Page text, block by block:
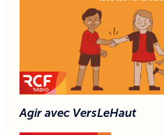
Agir avec VersLeHaut